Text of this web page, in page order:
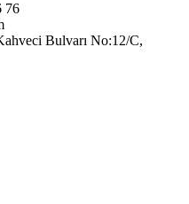
76
Bulvarı No:12/C,